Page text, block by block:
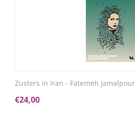
Zusters in Iran - Fatemeh
€24,00